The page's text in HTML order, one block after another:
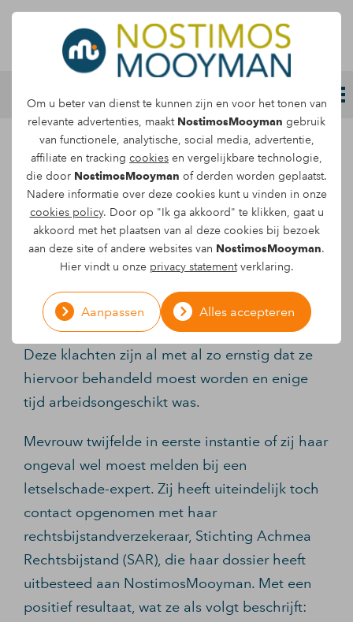
Om u beter van dienst te kunnen zijn en voor het tonen van
relevante advertenties, maakt NostimosMooyman gebruik
van functionele, analytische, social media, advertentie,
affiliate en tracking cookies en vergelijkbare technologie,
die door NostimosMooyman of derden worden geplaatst.
Nadere informatie over deze cookies kunt u vinden in onze
cookies policy. Door op "Ik ga akkoord" te klikken, gaat u
akkoord met het plaatsen van al deze cookies bij bezoek
aan deze site of andere websites van NostimosMooyman.
Hier vindt u onze privacy statementverklaring.
Aanpassen Alles accepteren
Letselschade melden
NostimosMooyman
neemt werk uit handen
Een 46-jarige vrouw rijdt op de snelweg waar
zij geheel onverwachts met zeer hoge snelheid
hard dat ze hieraan nek- en schouderklachten
en klachten aan haar bovenarm overhoudt.
Deze klachten zijn al met al zo ernstig dat ze
hiervoor behandeld moest worden en enige
tijd arbeidsongeschikt was.
Mevrouw twijfelde in eerste instantie of zij haar
ongeval wel moest melden bij een
letselschade-expert. Zij heeft uiteindelijk toch
contact opgenomen met haar
rechtsbijstandverzekeraar, Stichting Achmea
Rechtsbijstand (SAR), die haar dossier heeft
uitbesteed aan NostimosMooyman. Met een
positief resultaat, wat ze als volgt beschrijft: